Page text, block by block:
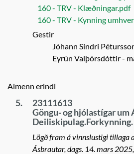
160 - TRV - Klæðningar.pdf
160 - TRV - Kynning
Gestir
Jóhann Sindri
Eyrún Valþórsdóttir-
Almenn erindi
5.
23111613
Göngu- og hjólastígar um
Deiliskipulag.Forkynning.
Lögð fram á vinnslustigi tillaga
Ásbrautar, dags. 14. mars